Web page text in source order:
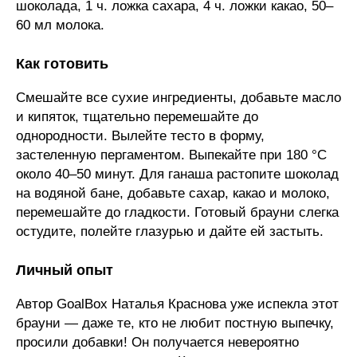
шоколада, 1 ч. ложка сахара, 4 ч. ложки какао, 50–
60 мл молока.
Как готовить
Смешайте все сухие ингредиенты, добавьте масло
и кипяток, тщательно перемешайте до
однородности. Вылейте тесто в форму,
застеленную пергаментом. Выпекайте при 180 °C
около 40–50 минут. Для ганаша растопите шоколад
на водяной бане, добавьте сахар, какао и молоко,
перемешайте до гладкости. Готовый брауни слегка
остудите, полейте глазурью и дайте ей застыть.
Личный опыт
Автор GoalBox Наталья Краснова уже испекла этот
брауни — даже те, кто не любит постную выпечку,
просили добавки! Он получается невероятно